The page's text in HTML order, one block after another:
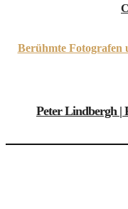
Berühmte Fotografen
Peter Lindbergh |